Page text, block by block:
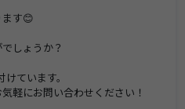
す😊
しょうか？
ています。
軽にお問い合わせください！